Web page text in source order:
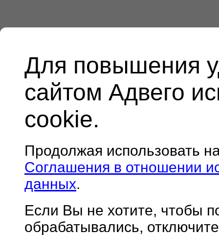
Для повышения
сайтом Адвего
cookie.
Продолжая использовать
Соглашения в отношении
данных.
Если Вы не хотите, чтобы
обрабатывались,